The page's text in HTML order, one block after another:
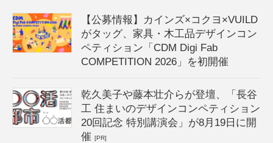
【公募情報】カインズ×コクヨ×VUILD
がタッグ、家具・木工品デザインコン
ペティション「CDM Digi Fab
COMPETITION 2026」を初開催
乾久美子や藤本壮介らが登壇、「長谷
工 住まいのデザインコンペティション
20回記念 特別講演会」が8月19日に開
催[PR]